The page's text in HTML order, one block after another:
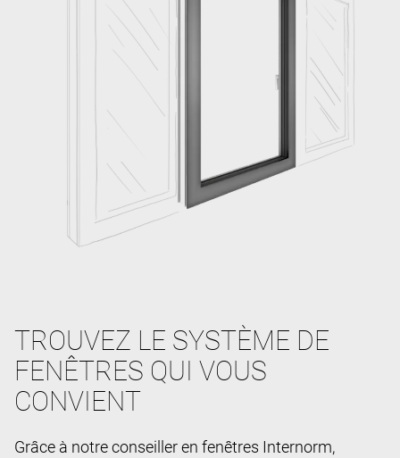
TROUVEZ LE SYSTÈME DE
FENÊTRES QUI VOUS
CONVIENT
Grâce à notre conseiller en fenêtres Internorm,